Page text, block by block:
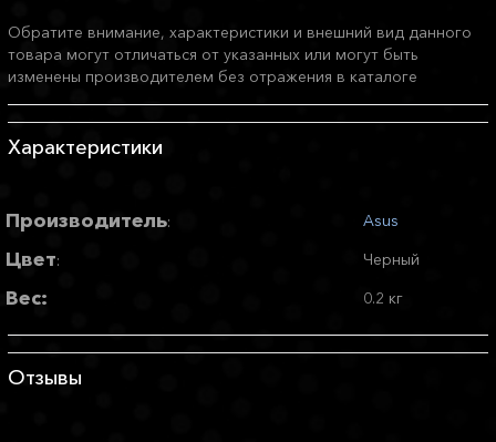
Обратите внимание, характеристики и внешний вид данного
товара могут отличаться от указанных или могут быть
изменены производителем без отражения в каталоге
Характеристики
Производитель: Asus
Цвет: Черный
Вес: 0.2 кг
Отзывы